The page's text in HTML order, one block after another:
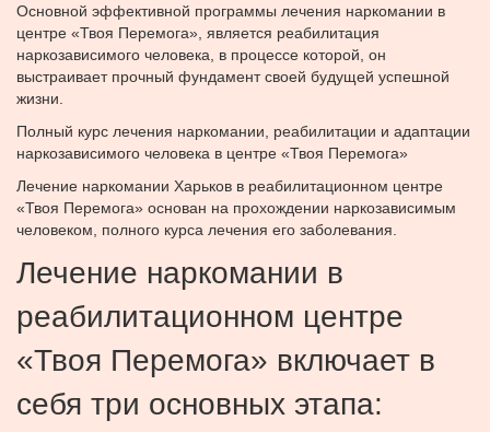
Основной эффективной программы лечения наркомании в
центре «Твоя Перемога», является реабилитация
наркозависимого человека, в процессе которой, он
выстраивает прочный фундамент своей будущей успешной
жизни.
Полный курс лечения наркомании, реабилитации и адаптации
наркозависимого человека в центре «Твоя Перемога»
Лечение наркомании Харьков в реабилитационном центре
«Твоя Перемога» основан на прохождении наркозависимым
человеком, полного курса лечения его заболевания.
Лечение наркомании в
реабилитационном центре
«Твоя Перемога» включает в
себя три основных этапа: